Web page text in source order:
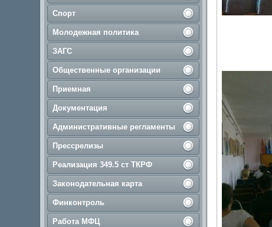
Спорт
Молодежная политика
ЗАГС
Общественные организации
Приемная
Документация
Административные регламенты
Прессрелизы
Реализация 349.5 ст ТКРФ
Законодательная карта
Финконтроль
Работа МФЦ